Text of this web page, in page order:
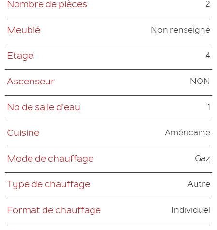
Nombre de pièces 2
Meublé Non renseigné
Etage 4
Ascenseur NON
Nb de salle d'eau 1
Cuisine Américaine
Mode de chauffage Gaz
Type de chauffage Autre
Format de chauffage Individuel